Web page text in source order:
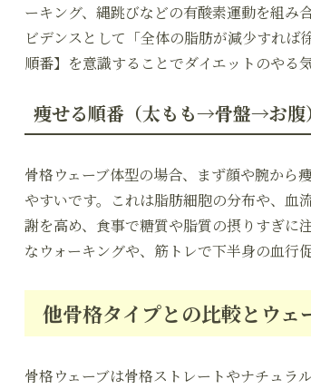
ーキング、縄跳びなどの有酸素運動を組み
ビデンスとして「全体の脂肪が減少すれば
順番】を意識することでダイエットのやる
痩せる順番（太もも→骨盤→お腹
骨格ウェーブ体型の場合、まず顔や腕から
やすいです。これは脂肪細胞の分布や、血
謝を高め、食事で糖質や脂質の摂りすぎに
なウォーキングや、筋トレで下半身の血行
他骨格タイプとの比較とウェ
骨格ウェーブは骨格ストレートやナチュラ